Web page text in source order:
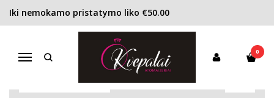
Iki nemokamo pristatymo liko €50.00
Navigacija
0
YANN VASNIER
Yann Vasnier